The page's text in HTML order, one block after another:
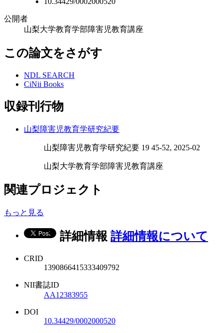
公開者
山梨大学教育学部障害児教育講座
この論文をさがす
NDL SEARCH
CiNii Books
収録刊行物
山梨障害児教育学研究紀要
山梨障害児教育学研究紀要 19 45-52, 2025-02
山梨大学教育学部障害児教育講座
関連プロジェクト
もっと見る
詳細情報 詳細情報について
CRID
1390866415333409792
NII書誌ID
AA12383955
DOI
10.34429/0002000520